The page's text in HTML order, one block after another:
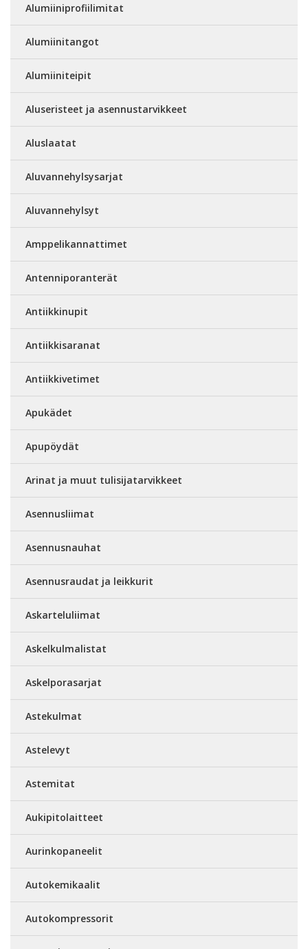
Alumiiniprofiilimitat
Alumiinitangot
Alumiiniteipit
Aluseristeet ja asennustarvikkeet
Aluslaatat
Aluvannehylsysarjat
Aluvannehylsyt
Amppelikannattimet
Antenniporanterät
Antiikkinupit
Antiikkisaranat
Antiikkivetimet
Apukädet
Apupöydät
Arinat ja muut tulisijatarvikkeet
Asennusliimat
Asennusnauhat
Asennusraudat ja leikkurit
Askarteluliimat
Askelkulmalistat
Askelporasarjat
Astekulmat
Astelevyt
Astemitat
Aukipitolaitteet
Aurinkopaneelit
Autokemikaalit
Autokompressorit